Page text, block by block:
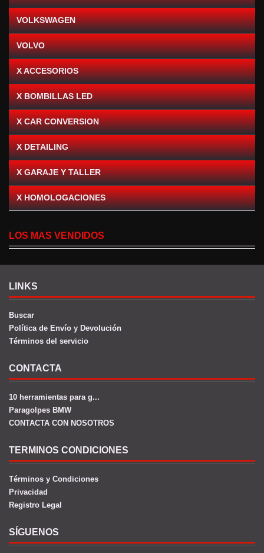
VOLKSWAGEN
VOLVO
X ACCESORIOS
X BOMBILLAS LED
X CAR CONVERSION
X DETAILING
X GARAJE Y TALLER
X HOMOLOGACIONES
LOS MAS VENDIDOS
LINKS
Buscar
Política de Envío y Devolución
Términos del servicio
CONTACTA
10 herramientas para g...
Paragolpes BMW
CONTACTA CON NOSOTROS
TERMINOS CONDICIONES
Términos y Condiciones
Privacidad
Registro Legal
SÍGUENOS